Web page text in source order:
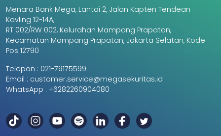
Menara Bank Mega, Lantai 2, Jalan Kapten Tendean
Kavling 12-14A,
RT 002/RW 002, Kelurahan Mampang Prapatan,
Kecamatan Mampang Prapatan, Jakarta Selatan, Kode
Pos 12790
Telepon : 021-79175599
Email : customer.service@megasekuritas.id
WhatsApp : +6282260904080